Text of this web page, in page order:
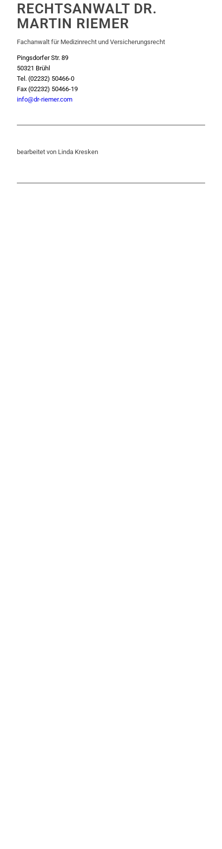
RECHTSANWALT DR.
MARTIN RIEMER
Fachanwalt für Medizinrecht und Versicherungsrecht
Pingsdorfer Str. 89
50321 Brühl
Tel. (02232) 50466-0
Fax (02232) 50466-19
info@dr-riemer.com
bearbeitet von Linda Kresken